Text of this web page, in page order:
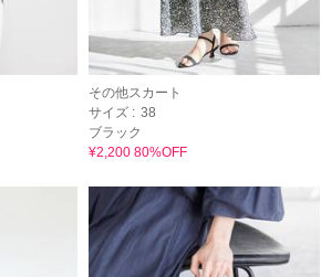
その他スカート
サイズ : 38
ブラック
¥2,200 80%OFF